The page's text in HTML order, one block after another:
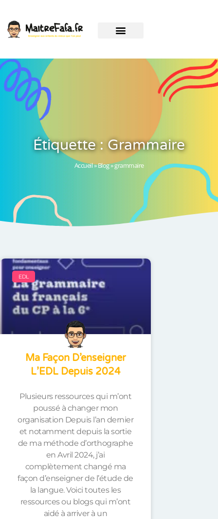
Étiquette : Grammaire
Accueil»Blog»grammaire
EDL
Ma Façon D’enseigner
L’EDL Depuis 2024
Plusieurs ressources qui m’ont
poussé à changer mon
organisation Depuis l’an dernier
et notamment depuis la sortie
de ma méthode d’orthographe
en Avril 2024, j’ai
complètement changé ma
façon d’enseigner de l’étude de
la langue. Voici toutes les
ressources ou blogs qui m’ont
aidé à arriver à un